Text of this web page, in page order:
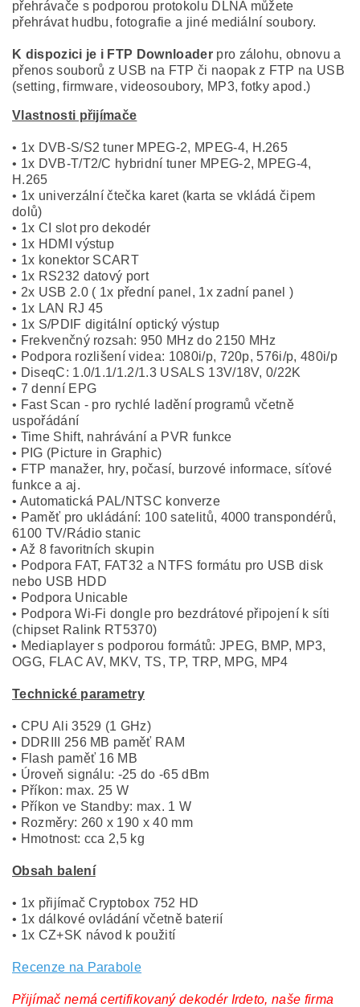
přehrávače s podporou protokolu DLNA můžete
přehrávat hudbu, fotografie a jiné mediální soubory.
K dispozici je i FTP Downloaderpro zálohu, obnovu a
přenos souborů z USB na FTP či naopak z FTP na USB
(setting, firmware, videosoubory, MP3, fotky apod.)
Vlastnosti přijímače
• 1x DVB-S/S2 tuner MPEG-2, MPEG-4, H.265
• 1x DVB-T/T2/C hybridní tuner MPEG-2, MPEG-4,
H.265
• 1x univerzální čtečka karet (karta se vkládá čipem
dolů)
• 1x CI slot pro dekodér
• 1x HDMI výstup
• 1x konektor SCART
• 1x RS232 datový port
• 2x USB 2.0 ( 1x přední panel, 1x zadní panel )
• 1x LAN RJ 45
• 1x S/PDIF digitální optický výstup
• Frekvenčný rozsah: 950 MHz do 2150 MHz
• Podpora rozlišení videa: 1080i/p, 720p, 576i/p, 480i/p
• DiseqC: 1.0/1.1/1.2/1.3 USALS 13V/18V, 0/22K
• 7 denní EPG
• Fast Scan - pro rychlé ladění programů včetně
uspořádání
• Time Shift, nahrávání a PVR funkce
• PIG (Picture in Graphic)
• FTP manažer, hry, počasí, burzové informace, síťové
funkce a aj.
• Automatická PAL/NTSC konverze
• Paměť pro ukládání: 100 satelitů, 4000 transpondérů,
6100 TV/Rádio stanic
• Až 8 favoritních skupin
• Podpora FAT, FAT32 a NTFS formátu pro USB disk
nebo USB HDD
• Podpora Unicable
• Podpora Wi-Fi dongle pro bezdrátové připojení k síti
(chipset Ralink RT5370)
• Mediaplayer s podporou formátů: JPEG, BMP, MP3,
OGG, FLAC AV, MKV, TS, TP, TRP, MPG, MP4
Technické parametry
• CPU Ali 3529 (1 GHz)
• DDRIII 256 MB paměť RAM
• Flash paměť 16 MB
• Úroveň signálu: -25 do -65 dBm
• Příkon: max. 25 W
• Příkon ve Standby: max. 1 W
• Rozměry: 260 x 190 x 40 mm
• Hmotnost: cca 2,5 kg
Obsah balení
• 1x přijímač Cryptobox 752 HD
• 1x dálkové ovládání včetně baterií
• 1x CZ+SK návod k použití
Recenze na Parabole
Přijímač nemá certifikovaný dekodér Irdeto, naše firma